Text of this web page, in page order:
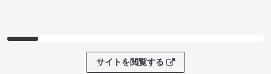
サイトを閲覧する